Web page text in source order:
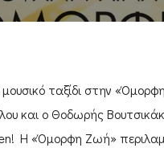
ταξίδι στην
και ο Θοδωρής
H «Όμορφη Ζωή»